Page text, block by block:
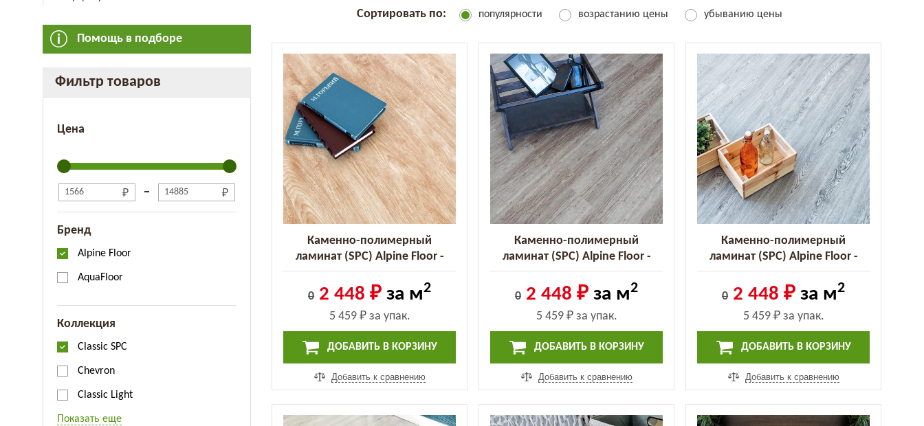
Помощь в подборе
Фильтр товаров
Цена
Бренд
Alpine Floor
AquaFloor
Коллекция
Classic SPC
Chevron
Classic Light
Показать еще
Сортировать по: популярности возрастанию цены убыванию цены
Каменно-полимерный
ламинат (SPC) Alpine Floor -
Classic Бук (ECO 152-9 MC)
0 2 448 ₽ за м2
5 459 ₽за упак.
ДОБАВИТЬ В КОРЗИНУ
Добавить к сравнению
Каменно-полимерный
ламинат (SPC) Alpine Floor -
Classic Клён (ECO 140-8 MC)
0 2 448 ₽ за м2
5 459 ₽за упак.
ДОБАВИТЬ В КОРЗИНУ
Добавить к сравнению
Каменно-полимерный
ламинат (SPC) Alpine Floor -
Classic Ясень (ECO 134-6 MC)
0 2 448 ₽ за м2
5 459 ₽за упак.
ДОБАВИТЬ В КОРЗИНУ
Добавить к сравнению